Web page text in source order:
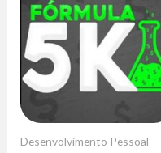
Desenvolvimento Pessoal